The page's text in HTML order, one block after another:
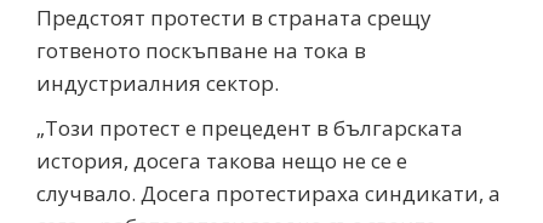
Предстоят протести в страната срещу
готвеното поскъпване на тока в
индустриалния сектор.
„Този протест е прецедент в българската
история, досега такова нещо не се е
случвало. Досега протестираха синдикати, а